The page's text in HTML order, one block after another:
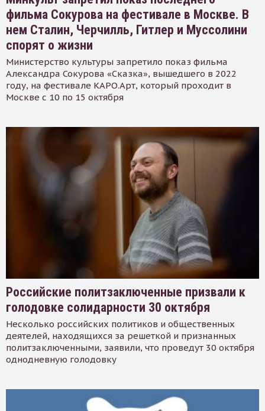
фильма Сокурова на фестивале в Москве. В
нем Сталин, Черчилль, Гитлер и Муссолини
спорят о жизни
Министерство культуры запретило показ фильма
Александра Сокурова «Сказка», вышедшего в 2022
году, на фестивале КАРО.Арт, который проходит в
Москве с 10 по 15 октября
Российские политзаключенные призвали к
голодовке солидарности 30 октября
Несколько российских политиков и общественных
деятелей, находящихся за решеткой и признанных
политзаключенными, заявили, что проведут 30 октября
однодневную голодовку